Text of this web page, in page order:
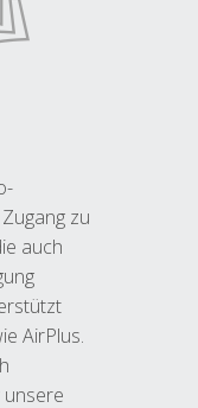
zu
auch
AirPlus.
unsere